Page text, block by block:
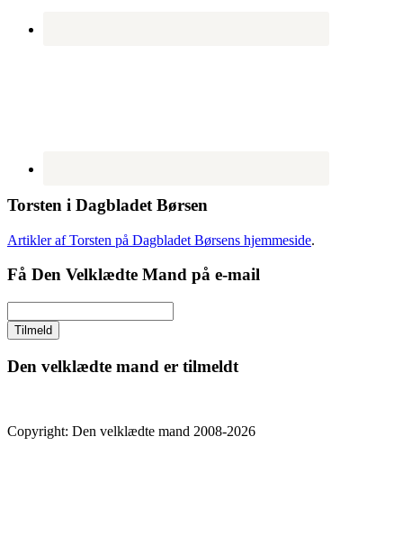
Torsten i Dagbladet Børsen
Artikler af Torsten på Dagbladet Børsens hjemmeside.
Få Den Velklædte Mand på e-mail
Den velklædte mand er tilmeldt
Copyright: Den velklædte mand 2008-2026